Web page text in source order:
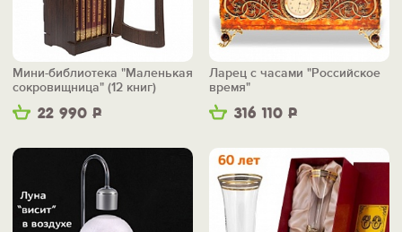
22 990 Р
Мини-библиотека "Маленькая
сокровищница" (12 книг)
316 110 Р
Ларец с часами "Российское
время"